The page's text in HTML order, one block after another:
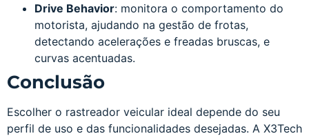
Drive Behavior: monitora o comportamento do
motorista, ajudando na gestão de frotas,
detectando acelerações e freadas bruscas, e
curvas acentuadas.
Conclusão
Escolher o rastreador veicular ideal depende do seu
perfil de uso e das funcionalidades desejadas. A X3Tech